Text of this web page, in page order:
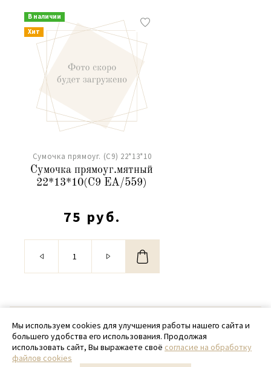
В наличии
Хит
Сумочка прямоуг. (С9) 22*13*10
Сумочка прямоуг.мятный
22*13*10(С9 ЕА/559)
75 руб.
© 2020 - 2026 SamPack
+ 7 (918) 699-97-87
zakaz@sampack.store
Мы используем cookies для улучшения работы нашего сайта и
большего удобства его использования. Продолжая
использовать сайт, Вы выражаете своё согласие на обработку
файлов cookies